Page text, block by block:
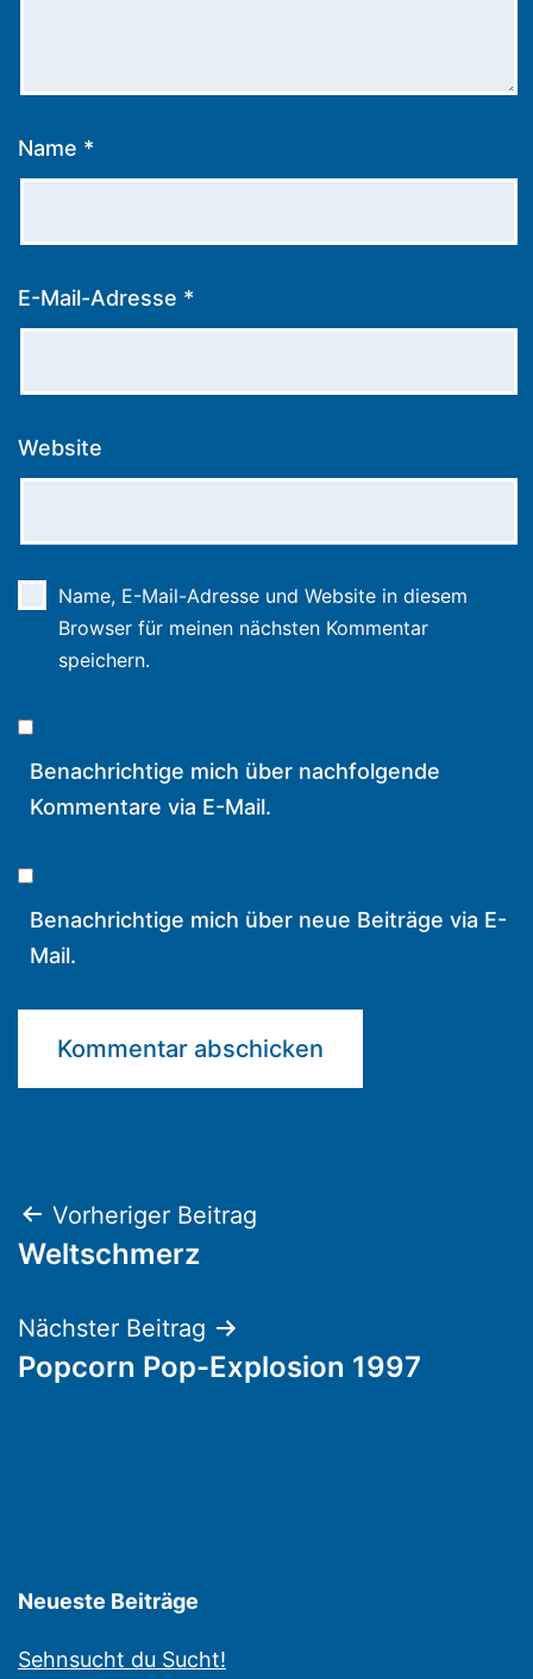
Name *
E-Mail-Adresse *
Website
Name, E-Mail-Adresse und Website in diesem
Browser für meinen nächsten Kommentar
speichern.
Benachrichtige mich über nachfolgende
Kommentare via E-Mail.
Benachrichtige mich über neue Beiträge via E-
Mail.
Beitragsnavigation
Vorheriger Beitrag
Weltschmerz
Nächster Beitrag
Popcorn Pop-Explosion 1997
Neueste Beiträge
Sehnsucht du Sucht!